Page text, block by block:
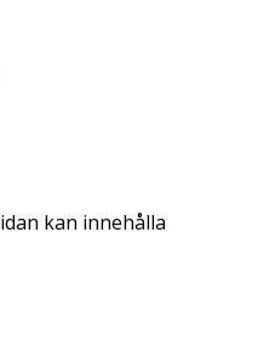
kan innehålla